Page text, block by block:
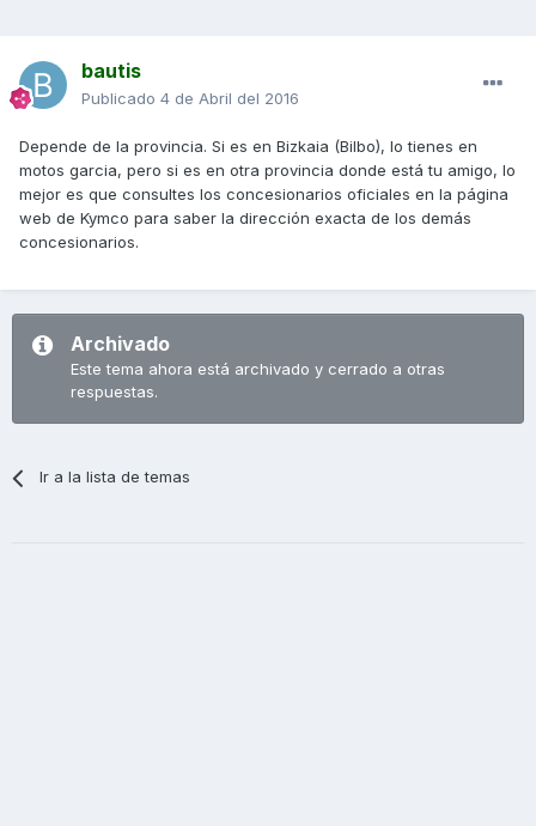
bautis
Publicado 4 de Abril del 2016
Depende de la provincia. Si es en Bizkaia (Bilbo), lo tienes en
motos garcia, pero si es en otra provincia donde está tu amigo, lo
mejor es que consultes los concesionarios oficiales en la página
web de Kymco para saber la dirección exacta de los demás
concesionarios.
Archivado
Este tema ahora está archivado y cerrado a otras
respuestas.
Ir a la lista de temas